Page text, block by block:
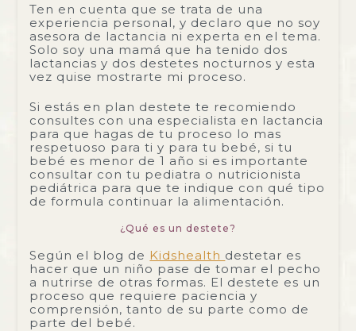
Ten en cuenta que se trata de una
experiencia personal, y declaro que no soy
asesora de lactancia ni experta en el tema.
Solo soy una mamá que ha tenido dos
lactancias y dos destetes nocturnos y esta
vez quise mostrarte mi proceso.
Si estás en plan destete te recomiendo
consultes con una especialista en lactancia
para que hagas de tu proceso lo mas
respetuoso para ti y para tu bebé, si tu
bebé es menor de 1 año si es importante
consultar con tu pediatra o nutricionista
pediátrica para que te indique con qué tipo
de formula continuar la alimentación.
¿Qué es un destete?
Según el blog de Kidshealth destetar es
hacer que un niño pase de tomar el pecho
a nutrirse de otras formas. El destete es un
proceso que requiere paciencia y
comprensión, tanto de su parte como de
parte del bebé.